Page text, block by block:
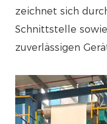
zeichnet sich
Schnittstelle
zuverlässigen